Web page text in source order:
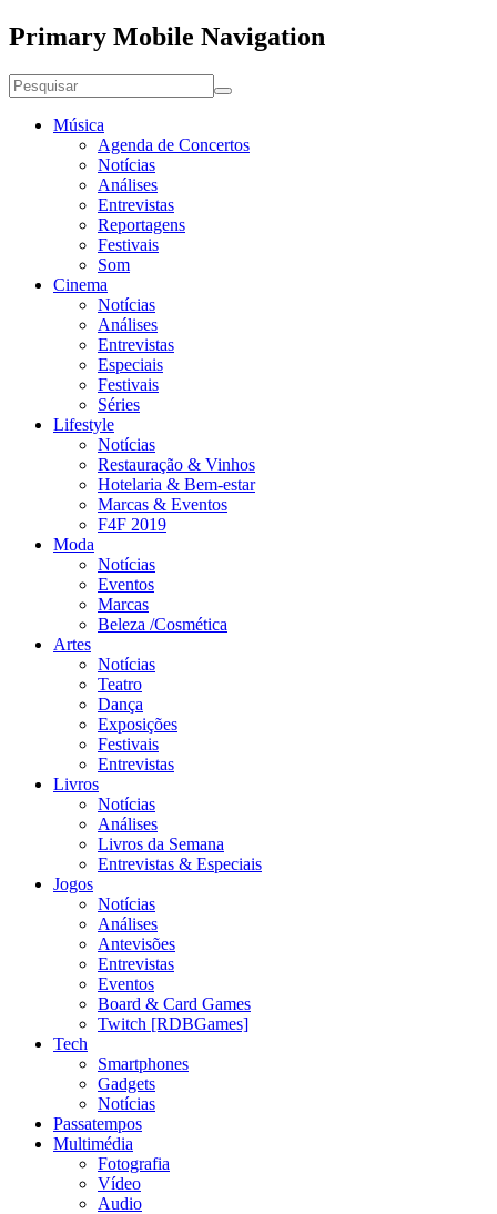
Primary Mobile Navigation
Música
Agenda de Concertos
Notícias
Análises
Entrevistas
Reportagens
Festivais
Som
Cinema
Notícias
Análises
Entrevistas
Especiais
Festivais
Séries
Lifestyle
Notícias
Restauração & Vinhos
Hotelaria & Bem-estar
Marcas & Eventos
F4F 2019
Moda
Notícias
Eventos
Marcas
Beleza /Cosmética
Artes
Notícias
Teatro
Dança
Exposições
Festivais
Entrevistas
Livros
Notícias
Análises
Livros da Semana
Entrevistas & Especiais
Jogos
Notícias
Análises
Antevisões
Entrevistas
Eventos
Board & Card Games
Twitch [RDBGames]
Tech
Smartphones
Gadgets
Notícias
Passatempos
Multimédia
Fotografia
Vídeo
Audio